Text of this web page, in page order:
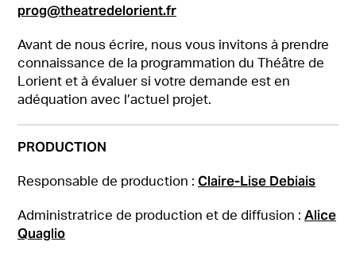
prog@theatredelorient.fr
Avant de nous écrire, nous vous invitons à prendre
connaissance de la programmation du Théâtre de
Lorient et à évaluer si votre demande est en
adéquation avec l’actuel projet.
PRODUCTION
Responsable de production : Claire-Lise Debiais
Administratrice de production et de diffusion : Alice
Quaglio